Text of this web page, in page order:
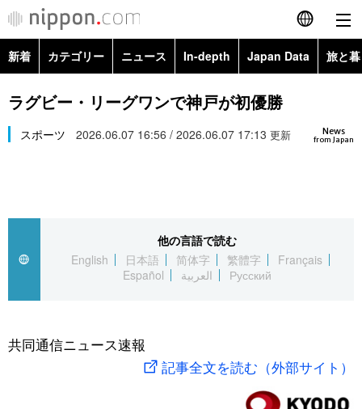
English
简体字
繁體字
العربية
社会
旅と暮らし
新着 カテゴリー ニュース In-depth Japan Data 旅と
政治・外交
経済・ビジネス
社会
文化
科学・技術
暮らし
Images
お知らせ
ラグビー・リーグワンで神戸が初優勝
News
from Japan
スポーツ 2026.06.07 16:56 / 2026.06.07 17:13 更新
他の言語で読む
English
日本語 简体字 繁體字
Français
Español
العربية Русский
共同通信ニュース速報
記事全文を読む（外部サイト）